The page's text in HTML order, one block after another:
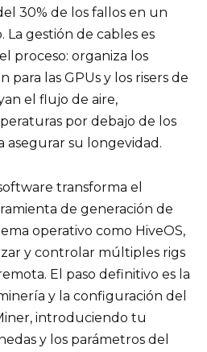
30% de los fallos en un
gestión de cables es
proceso: organiza los
para las GPUs y los risers de
el flujo de aire,
por debajo de los
asegurar su longevidad.
transforma el
de generación de
operativo como HiveOS,
y controlar múltiples rigs
El paso definitivo es la
y la configuración del
introduciendo tu
y los parámetros del